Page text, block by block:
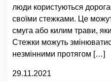
люди користуються
своїми стежками. Це
смуга або килим трави,
Стежки можуть
незмінними протягом […]
29.11.2021